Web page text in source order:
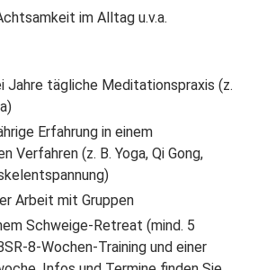
im Alltag u.v.a.
Jahre tägliche Meditationspraxis (z.
Erfahrung in einem
Verfahren (z. B. Yoga, Qi Gong,
Arbeit mit Gruppen
Schweige-Retreat (mind. 5
8-Wochen-Training und einer